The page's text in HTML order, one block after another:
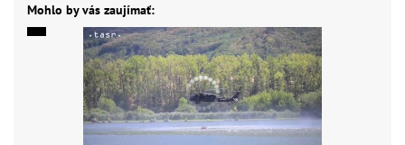
Mohlo by vás zaujímať: